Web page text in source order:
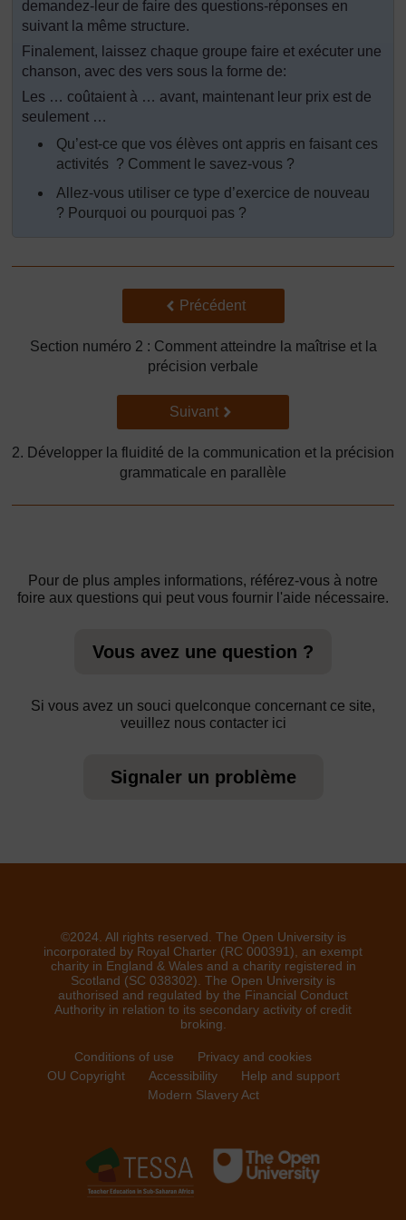
demandez-leur de faire des questions-réponses en
suivant la même structure.
Finalement, laissez chaque groupe faire et exécuter une
chanson, avec des vers sous la forme de:
Les … coûtaient à … avant, maintenant leur prix est de
seulement …
Qu’est-ce que vos élèves ont appris en faisant ces
activités ? Comment le savez-vous ?
Allez-vous utiliser ce type d’exercice de nouveau
? Pourquoi ou pourquoi pas ?
Précédent
Précédent
Section numéro 2 : Comment atteindre la maîtrise et la
précision verbale
Suivant
Suivant
2. Développer la fluidité de la communication et la précision
grammaticale en parallèle
Pour de plus amples informations, référez-vous à notre
foire aux questions qui peut vous fournir l'aide nécessaire.
Vous avez une question ?
Si vous avez un souci quelconque concernant ce site,
veuillez nous contacter ici
Signaler un problème
©2024. All rights reserved. The Open University is
incorporated by Royal Charter (RC 000391), an exempt
charity in England & Wales and a charity registered in
Scotland (SC 038302). The Open University is
authorised and regulated by the Financial Conduct
Authority in relation to its secondary activity of credit
broking.
Conditions of use
Privacy and cookies
OU Copyright
Accessibility
Help and support
Modern Slavery Act